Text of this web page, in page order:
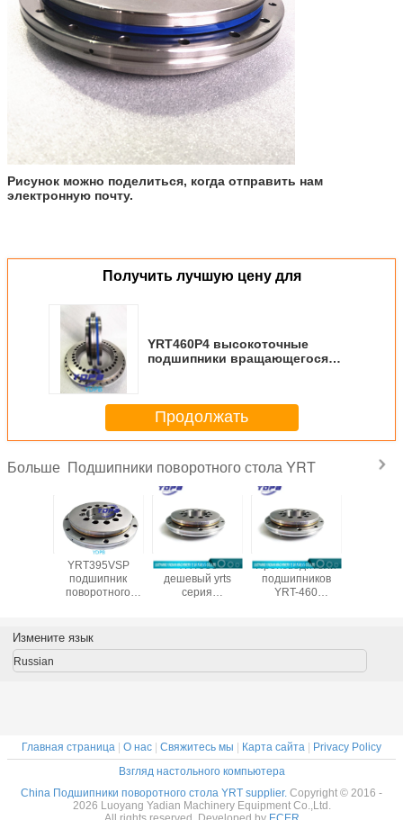
Рисунок можно поделиться, когда отправить нам
электронную почту.
Получить лучшую цену для
YRT460P4 высокоточные
подшипники вращающегося
Продолжать
Больше Подшипники поворотного стола YRT
YRT
YRT395VSP
подшипник
поворотного
станка с
латунным
высокая нагрузка
YRT950
дешевый yrts
серия
950X1200X132
поворотных
Производители
подшипников
YRT-460
стола
Измените язык
Russian
Главная страница | О нас | Свяжитесь мы | Карта сайта | Privacy Policy
Взгляд настольного компьютера
China Подшипники поворотного стола YRT supplier. Copyright © 2016 -
2026 Luoyang Yadian Machinery Equipment Co.,Ltd.